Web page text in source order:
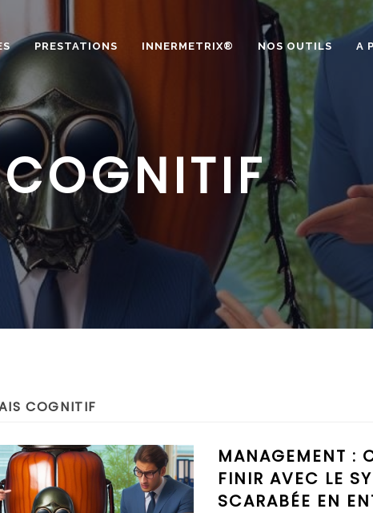
PRESTATIONS INNERMETRIX® NOS OUTILS A
COGNITIF
MANAGEMENT :
FINIR AVEC LE
SCARABÉE EN